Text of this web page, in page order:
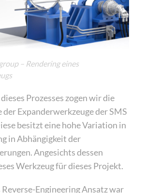
– Rendering eines
Prozesses zogen wir die
Expanderwerkzeuge der SMS
besitzt eine hohe Variation in
in Abhängigkeit der
Angesichts dessen
Werkzeug für dieses Projekt.
Engineering Ansatz war